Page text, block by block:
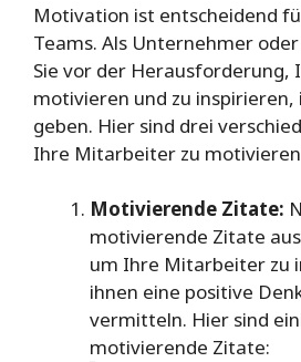
Motivation ist entscheidend
Teams. Als Unternehmer
Sie vor der Herausforderung,
motivieren und zu inspirieren,
geben. Hier sind drei
Ihre Mitarbeiter zu
Motivierende Zitate:
motivierende Zitate
um Ihre Mitarbeiter zu
ihnen eine positive
vermitteln. Hier sind
motivierende Zitate: